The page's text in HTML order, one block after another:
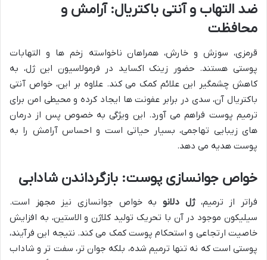
ضد التهاب و آنتی باکتریال: آرامش و
محافظت
قرمزی، سوزش و خارش، همراهان ناخواسته زخم ها و التهابات
پوستی هستند. حضور زینک اکساید در فرمولاسیون این ژل، به
کاهش چشمگیر این علائم کمک می کند. علاوه بر این، خواص آنتی
باکتریال آن، سدی در برابر عفونت ها ایجاد کرده و محیطی امن برای
ترمیم پوست فراهم می آورد. این ویژگی به خصوص پس از درمان
های زیبایی تهاجمی، بسیار حیاتی است و احساس آرامش را به
پوست هدیه می دهد.
خواص جوانسازی پوست: بازگرداندن شادابی
فراتر از ترمیم،ژل دلانوبه خواص جوانسازی نیز مجهز است.
سیلیکون موجود در آن با تحریک تولید کلاژن و الاستین، به افزایش
خاصیت ارتجاعی و استحکام پوست کمک می کند. نتیجه این فرآیند،
پوستی است که نه تنها ترمیم شده، بلکه جوان تر، سفت تر و شاداب